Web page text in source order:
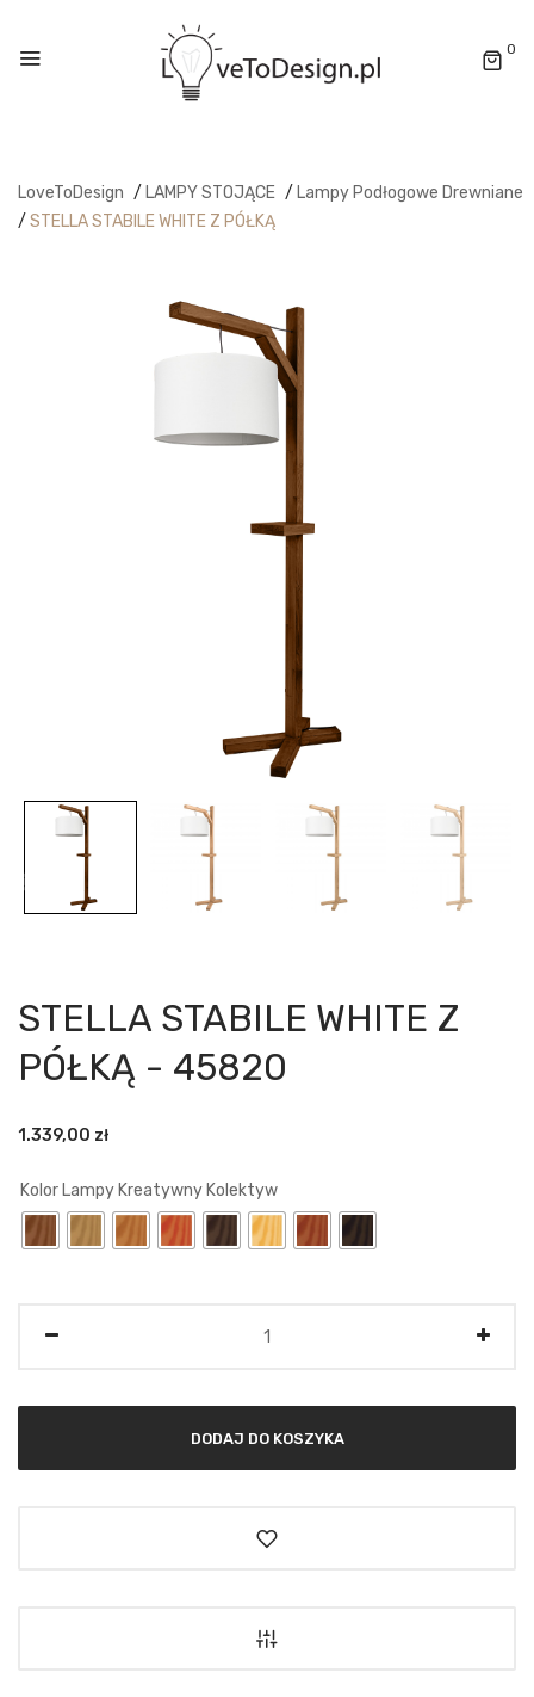
0
LoveToDesign / LAMPY STOJĄCE / Lampy Podłogowe Drewniane
/ STELLA STABILE WHITE Z PÓŁKĄ
STELLA STABILE WHITE Z
PÓŁKĄ - 45820
1.339,00 zł
Kolor Lampy Kreatywny Kolektyw
DODAJ DO KOSZYKA